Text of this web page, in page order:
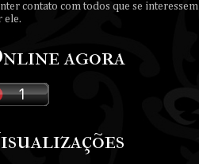
contato com todos que se interessem
ele.
agora